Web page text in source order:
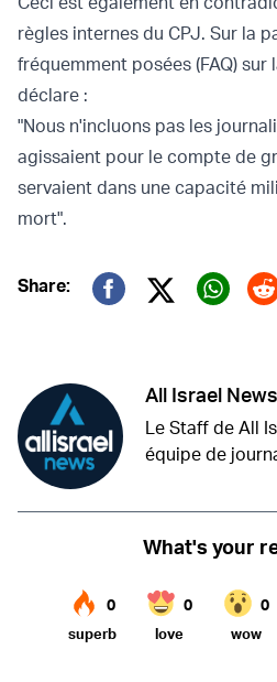
règles internes du CPJ. Sur la
fréquemment posées (FAQ) sur
déclare :
"Nous n'incluons pas les
agissaient pour le compte de
servaient dans une capacité
mort".
Share:
Twitter (X)
All Israel
Le Staff de All
équipe de